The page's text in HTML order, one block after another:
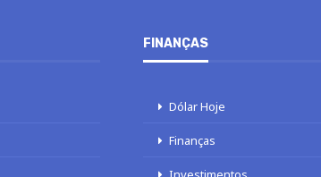
FINANÇAS
Dólar Hoje
Finanças